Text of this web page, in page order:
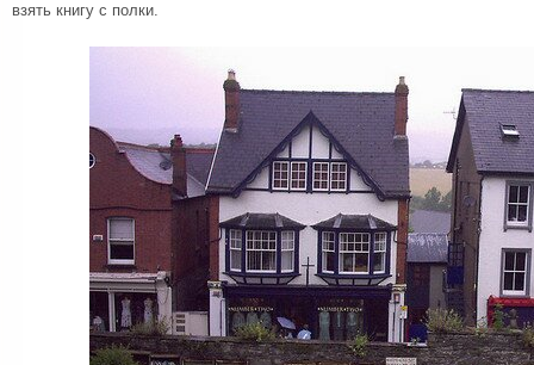
взять книгу с полки.